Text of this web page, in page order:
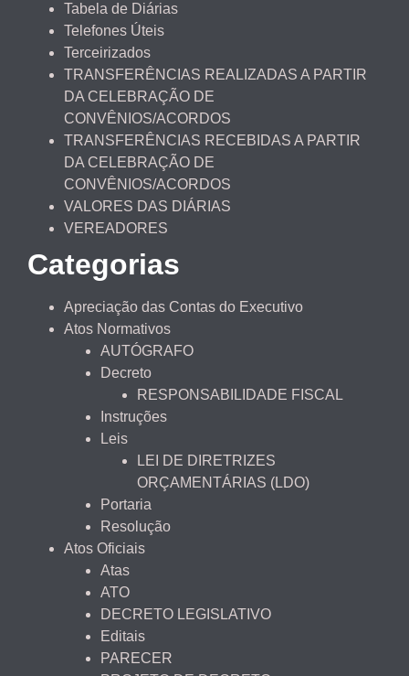
Tabela de Diárias
Telefones Úteis
Terceirizados
TRANSFERÊNCIAS REALIZADAS A PARTIR
DA CELEBRAÇÃO DE
CONVÊNIOS/ACORDOS
TRANSFERÊNCIAS RECEBIDAS A PARTIR
DA CELEBRAÇÃO DE
CONVÊNIOS/ACORDOS
VALORES DAS DIÁRIAS
VEREADORES
Categorias
Apreciação das Contas do Executivo
Atos Normativos
AUTÓGRAFO
Decreto
RESPONSABILIDADE FISCAL
Instruções
Leis
LEI DE DIRETRIZES
ORÇAMENTÁRIAS (LDO)
Portaria
Resolução
Atos Oficiais
Atas
ATO
DECRETO LEGISLATIVO
Editais
PARECER